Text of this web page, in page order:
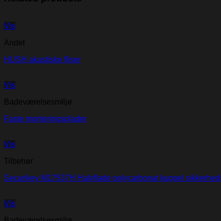
Vis
Andet
HUSH akustiske fliser
Vis
Badeværelsesmiljø
Faste monteringsplader
Vis
Tilbehør
Securikey M17537H Halvflade polycarbonat kuppel
Vis